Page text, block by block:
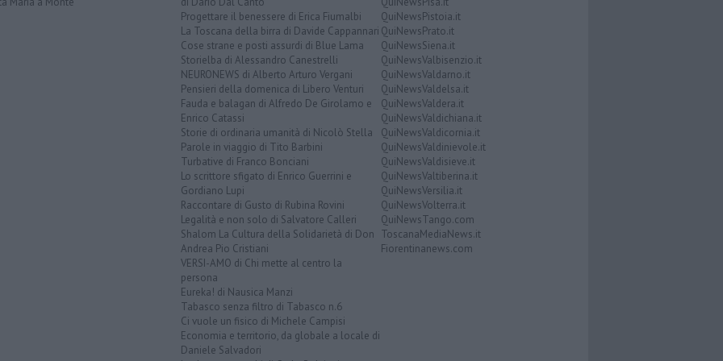
Progettare il benessere di Erica Fiumalbi
La Toscana della birra di Davide Cappannari
Cose strane e posti assurdi di Blue Lama
Storielba di Alessandro Canestrelli
NEURONEWS di Alberto Arturo Vergani
Pensieri della domenica di Libero Venturi
Fauda e balagan di Alfredo De Girolamo e
Enrico Catassi
Storie di ordinaria umanità di Nicolò Stella
Parole in viaggio di Tito Barbini
Turbative di Franco Bonciani
Lo scrittore sfigato di Enrico Guerrini e
Gordiano Lupi
Raccontare di Gusto di Rubina Rovini
Legalità e non solo di Salvatore Calleri
Shalom La Cultura della Solidarietà di Don
Andrea Pio Cristiani
VERSI-AMO di Chi mette al centro la
persona
Eureka! di Nausica Manzi
Tabasco senza filtro di Tabasco n.6
Ci vuole un fisico di Michele Campisi
Economia e territorio, da globale a locale di
Daniele Salvadori
QuiNewsPistoia.it
QuiNewsPrato.it
QuiNewsSiena.it
QuiNewsValbisenzio.it
QuiNewsValdarno.it
QuiNewsValdelsa.it
QuiNewsValdera.it
QuiNewsValdichiana.it
QuiNewsValdicornia.it
QuiNewsValdinievole.it
QuiNewsValdisieve.it
QuiNewsValtiberina.it
QuiNewsVersilia.it
QuiNewsVolterra.it
QuiNewsTango.com
ToscanaMediaNews.it
Fiorentinanews.com